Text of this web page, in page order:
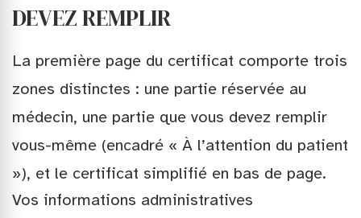
DEVEZ REMPLIR
La première page du certificat comporte trois
zones distinctes : une partie réservée au
médecin, une partie que vous devez remplir
vous-même (encadré « À l’attention du patient
»), et le certificat simplifié en bas de page.
Vos informations administratives